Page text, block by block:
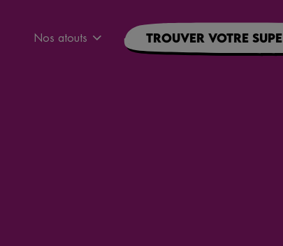
Nos atouts Trouver votre